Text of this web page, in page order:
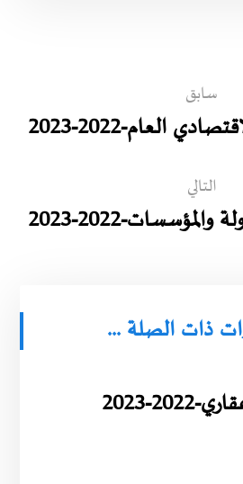
سابق
العام-2022-2023
التالي
2022-2023
ذات الصلة ...
2023